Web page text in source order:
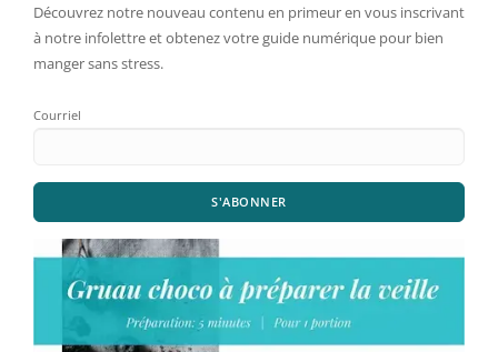
Découvrez notre nouveau contenu en primeur en vous inscrivant
à notre infolettre et obtenez votre guide numérique pour bien
manger sans stress.
Courriel
S'ABONNER